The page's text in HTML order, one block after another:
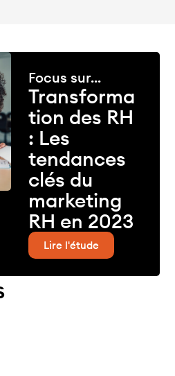
Focus sur...
Transforma
tion des RH
: Les
tendances
clés du
marketing
RH en 2023
Lire l'étude